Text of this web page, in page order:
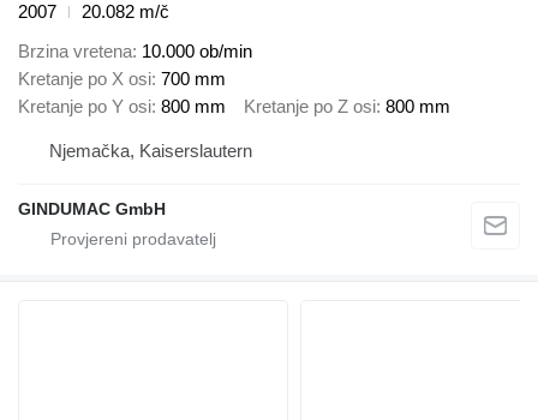
2007
20.082 m/č
Brzina vretena 10.000 ob/min
Kretanje po X osi 700 mm
Kretanje po Y osi 800 mm Kretanje po Z osi 800 mm
Njemačka, Kaiserslautern
GINDUMAC GmbH